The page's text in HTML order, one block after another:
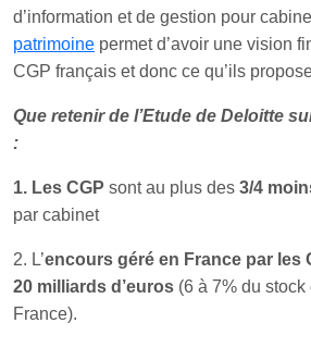
d’information et de gestion pour
patrimoine permet d’avoir une vision
CGP français et donc ce qu’ils
Que retenir de l’Etude de Deloitte
:
1. Les CGP sont au plus des 3/4
par cabinet
2. L’encours géré en France par les
20 milliards d’euros (6 à 7% du stock
France).